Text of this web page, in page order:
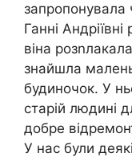
запропонувала
Ганні
віна
знайшла
будиночок. У
старій людині
добре
У нас були